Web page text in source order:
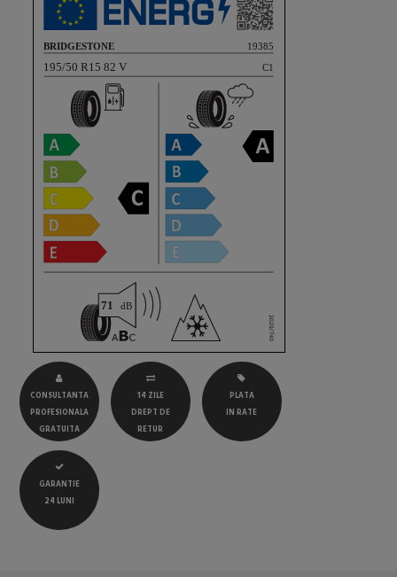
CONSULTANTA
PROFESIONALA
GRATUITA
14 ZILE
DREPT DE
RETUR
PLATA
IN RATE
GARANTIE
24 LUNI